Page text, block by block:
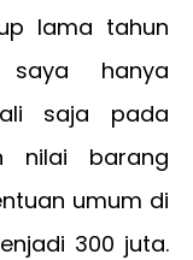
lama tahun
saya hanya
saja pada
nilai barang
umum di
300 juta.